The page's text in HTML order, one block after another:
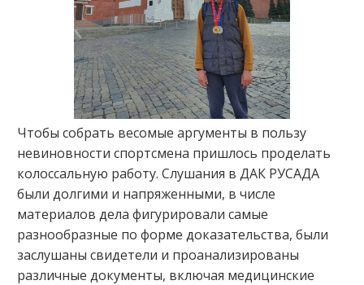
Чтобы собрать весомые аргументы в пользу
невиновности спортсмена пришлось проделать
колоссальную работу. Слушания в ДАК РУСАДА
были долгими и напряженными, в числе
материалов дела фигурировали самые
разнообразные по форме доказательства, были
заслушаны свидетели и проанализированы
различные документы, включая медицинские